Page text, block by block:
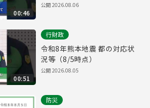
00:46
公開2026.08.06
00:51
行財政
令和8年熊本地震 都の対応状
況等（8/5時点）
公開2026.08.05
防災